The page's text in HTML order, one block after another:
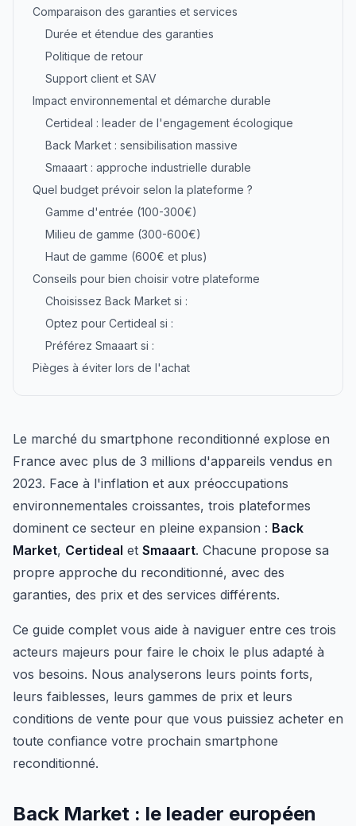
Comparaison des garanties et services
Durée et étendue des garanties
Politique de retour
Support client et SAV
Impact environnemental et démarche durable
Certideal : leader de l'engagement écologique
Back Market : sensibilisation massive
Smaaart : approche industrielle durable
Quel budget prévoir selon la plateforme ?
Gamme d'entrée (100-300€)
Milieu de gamme (300-600€)
Haut de gamme (600€ et plus)
Conseils pour bien choisir votre plateforme
Choisissez Back Market si :
Optez pour Certideal si :
Préférez Smaaart si :
Pièges à éviter lors de l'achat
Le marché du smartphone reconditionné explose en
France avec plus de 3 millions d'appareils vendus en
2023. Face à l'inflation et aux préoccupations
environnementales croissantes, trois plateformes
dominent ce secteur en pleine expansion : Back
Market, Certideal et Smaaart. Chacune propose sa
propre approche du reconditionné, avec des
garanties, des prix et des services différents.
Ce guide complet vous aide à naviguer entre ces trois
acteurs majeurs pour faire le choix le plus adapté à
vos besoins. Nous analyserons leurs points forts,
leurs faiblesses, leurs gammes de prix et leurs
conditions de vente pour que vous puissiez acheter en
toute confiance votre prochain smartphone
reconditionné.
Back Market : le leader européen